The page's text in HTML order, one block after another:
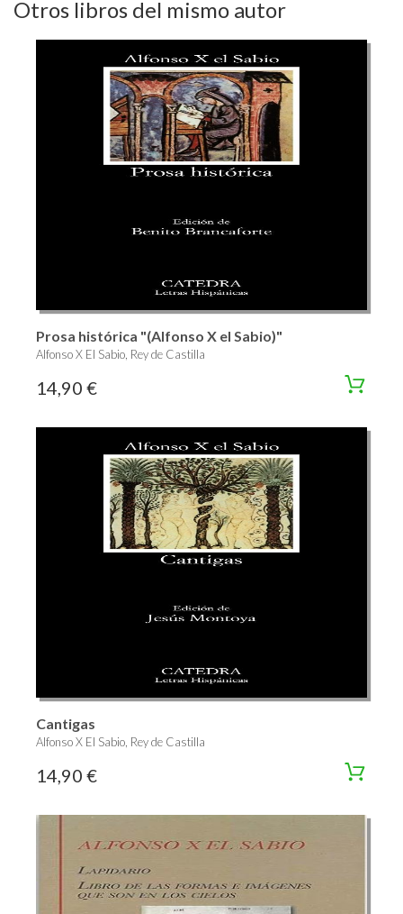
Otros libros del mismo autor
Prosa histórica "(Alfonso X el Sabio)"
Alfonso X El Sabio, Rey de Castilla
14,90 €
Cantigas
Alfonso X El Sabio, Rey de Castilla
14,90 €